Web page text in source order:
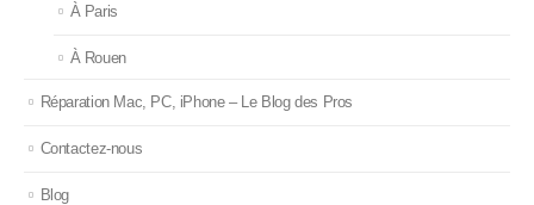
À Paris
À Rouen
Réparation Mac, PC, iPhone – Le Blog des Pros
Contactez-nous
Blog